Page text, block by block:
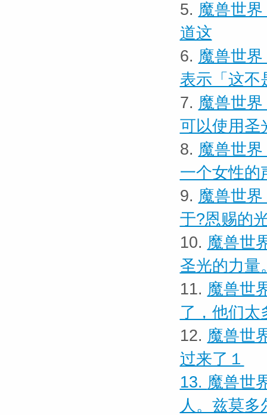
5. 魔兽世
道这
6. 魔兽世
表示「这不
7. 魔兽世
可以使用圣
8. 魔兽世
一个女性的
9. 魔兽世
于?恩赐的
10. 魔兽世
圣光的力量
11. 魔兽世
了，他们太
12. 魔兽世
过来了１
13. 魔兽世
人。兹莫多